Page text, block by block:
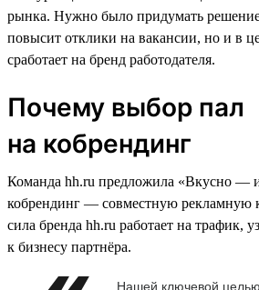
рынка. Нужно было придумать
повысит отклики на вакансии, но и в
сработает на бренд работодателя.
Почему выбор пал
на кобрендинг
Команда hh.ru предложила «Вкусно —
кобрендинг — совместную рекламную
сила бренда hh.ru работает на трафик,
к бизнесу партнёра.
Нашей ключевой